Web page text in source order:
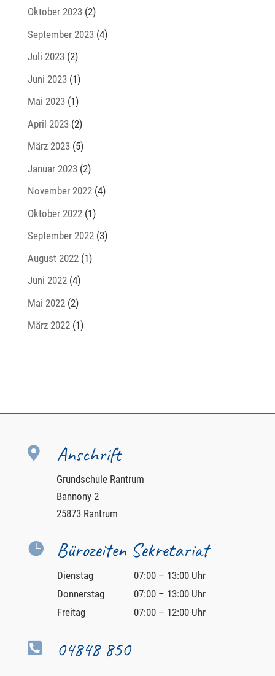
Oktober 2023(2)
September 2023(4)
Juli 2023(2)
Juni 2023(1)
Mai 2023(1)
April 2023(2)
März 2023(5)
Januar 2023(2)
November 2022(4)
Oktober 2022(1)
September 2022(3)
August 2022(1)
Juni 2022(4)
Mai 2022(2)
März 2022(1)
 Anschrift
Grundschule Rantrum
Bannony 2
25873 Rantrum
 Bürozeiten Sekretariat
Dienstag
07:00 – 13:00 Uhr
Donnerstag
07:00 – 13:00 Uhr
Freitag
07:00 – 12:00 Uhr
 04848 850